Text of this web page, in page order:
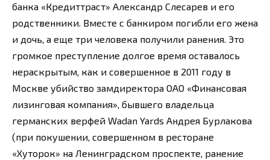
банка «Кредиттраст» Александр Слесарев и его
родственники. Вместе с банкиром погибли его жена
и дочь, а еще три человека получили ранения. Это
громкое преступление долгое время оставалось
нераскрытым, как и совершенное в 2011 году в
Москве убийство замдиректора ОАО «Финансовая
лизинговая компания», бывшего владельца
германских верфей Wadan Yards Андрея Бурлакова
(при покушении, совершенном в ресторане
«Хуторок» на Ленинградском проспекте, ранение